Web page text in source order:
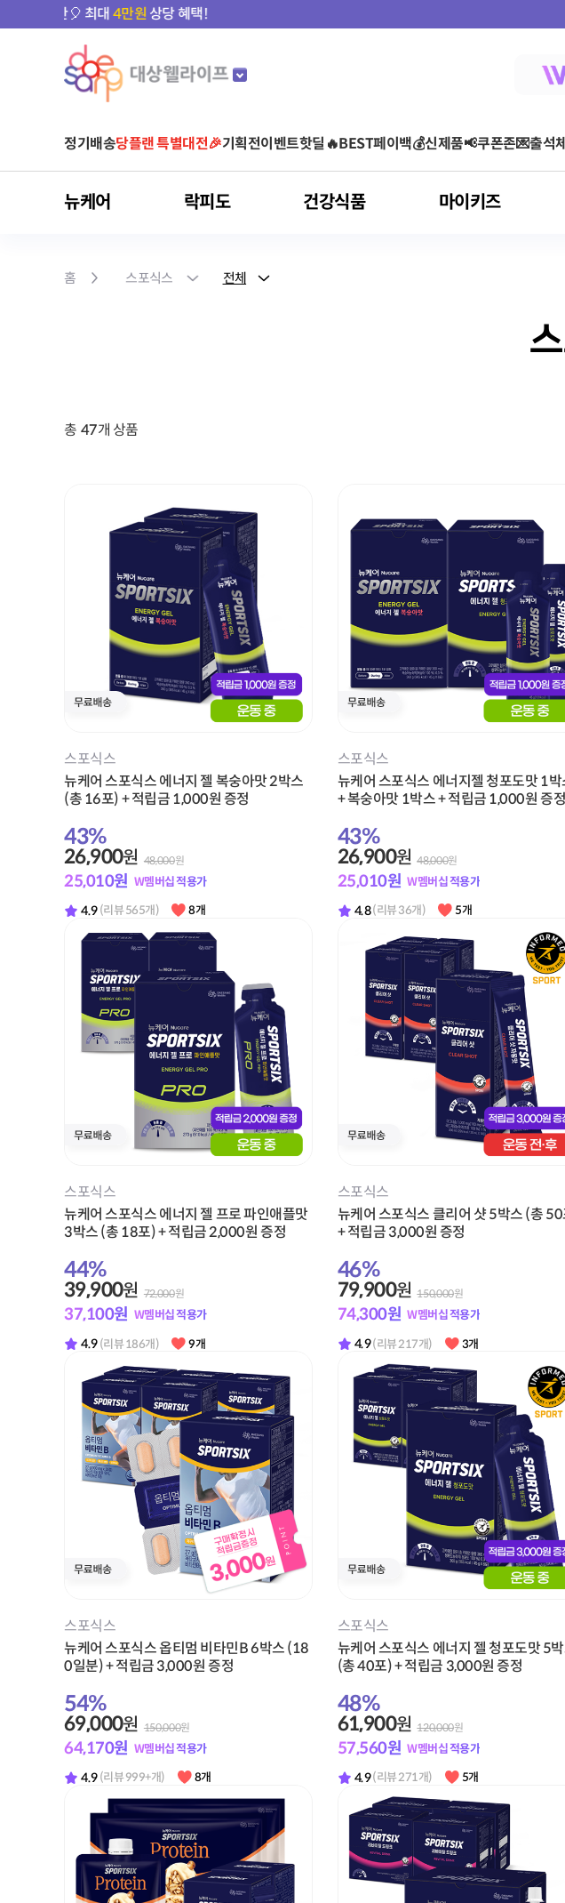
정기배송당플랜 특별대전🎉기획전이벤트핫딜🔥BEST페이백💰신제품📢쿠폰존💌출석
뉴케어
뉴케어
락피도
락피도
여성 건강
건강식품
건강식품
마이키즈
마이키즈
스포식스
마이밀
단백질 기타
것시스
아르포텐
아르기닌 스틱
유형별
아르기닌
홈 스포식스 전체
총 47개 상품
스포식스
뉴케어 스포식스 에너지 젤 복숭아맛 2박스
(총 16포) + 적립금 1,000원 증정
43%
26,900원 48,000원
25,010원 W멤버십 적용가
4.9 (리뷰 565개) 8개
스포식스
뉴케어 스포식스 에너지젤 청포도맛 1박
+ 복숭아맛 1박스 + 적립금 1,000원 증정
43%
26,900원 48,000원
25,010원 W멤버십 적용가
4.8(리뷰 36개) 5개
스포식스
뉴케어 스포식스 에너지 젤 프로 파인애플맛
3박스 (총 18포) + 적립금 2,000원 증정
44%
39,900원 72,000원
37,100원 W멤버십 적용가
4.9 (리뷰 186개) 9개
스포식스
뉴케어 스포식스 클리어 샷 5박스 (총
+ 적립금 3,000원 증정
46%
79,900원 150,000원
74,300원 W멤버십 적용가
4.9(리뷰 217개) 3개
스포식스
뉴케어 스포식스 옵티멈 비타민B 6박스 (18
0일분) + 적립금 3,000원 증정
54%
69,000원 150,000원
64,170원 W멤버십 적용가
4.9 (리뷰 999+개) 8개
스포식스
뉴케어 스포식스 에너지 젤 청포도맛 5
(총 40포) + 적립금 3,000원 증정
48%
61,900원 120,000원
57,560원 W멤버십 적용가
4.9(리뷰 271개) 5개